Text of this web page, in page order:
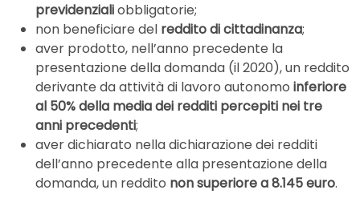
previdenzialiobbligatorie;
non beneficiare del reddito di cittadinanza;
aver prodotto, nell’anno precedente la
presentazione della domanda (il 2020), un reddito
derivante da attività di lavoro autonomo inferiore
al 50% della media dei redditi percepiti nei tre
anni precedenti;
aver dichiarato nella dichiarazione dei redditi
dell’anno precedente alla presentazione della
domanda, un reddito non superiore a 8.145 euro.